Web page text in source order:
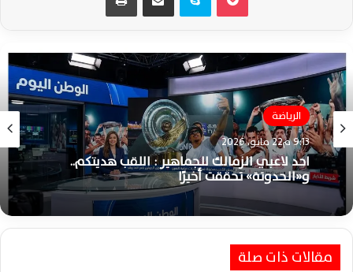
الرياضة
9:13 م22 مايو، 2026
احد لاعبي الزمالك للجماهير : اللقب هديتكم..
الزمالك
6:44 م21 مايو، 2026
الزمالك بطلاً للدوري المصري بعد فوز قاتل على
سيراميكا كليوباترا بهدف نظيف
مقالات ذات صلة